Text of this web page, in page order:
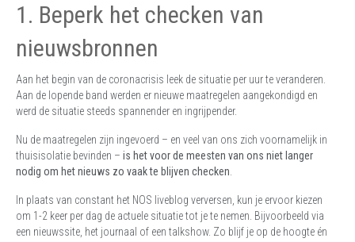
1. Beperk het checken van
nieuwsbronnen
Aan het begin van de coronacrisis leek de situatie per uur te veranderen.
Aan de lopende band werden er nieuwe maatregelen aangekondigd en
werd de situatie steeds spannender en ingrijpender.
Nu de maatregelen zijn ingevoerd – en veel van ons zich voornamelijk in
thuisisolatie bevinden – is het voor de meesten van ons niet langer
nodig om het nieuws zo vaak te blijven checken.
In plaats van constant het NOS liveblog verversen, kun je ervoor kiezen
om 1-2 keer per dag de actuele situatie tot je te nemen. Bijvoorbeeld via
een nieuwssite, het journaal of een talkshow. Zo blijf je op de hoogte én